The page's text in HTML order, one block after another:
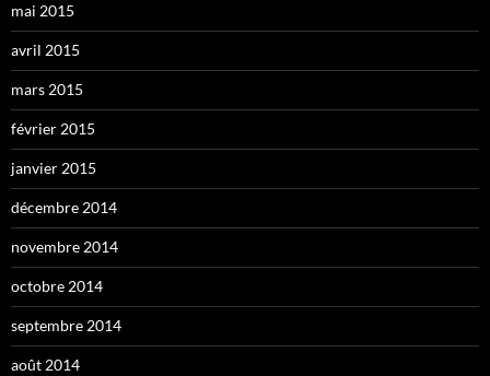
mai 2015
avril 2015
mars 2015
février 2015
janvier 2015
décembre 2014
novembre 2014
octobre 2014
septembre 2014
août 2014